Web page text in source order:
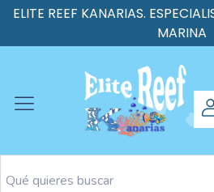
ELITE REEF KANARIAS.
MARINA